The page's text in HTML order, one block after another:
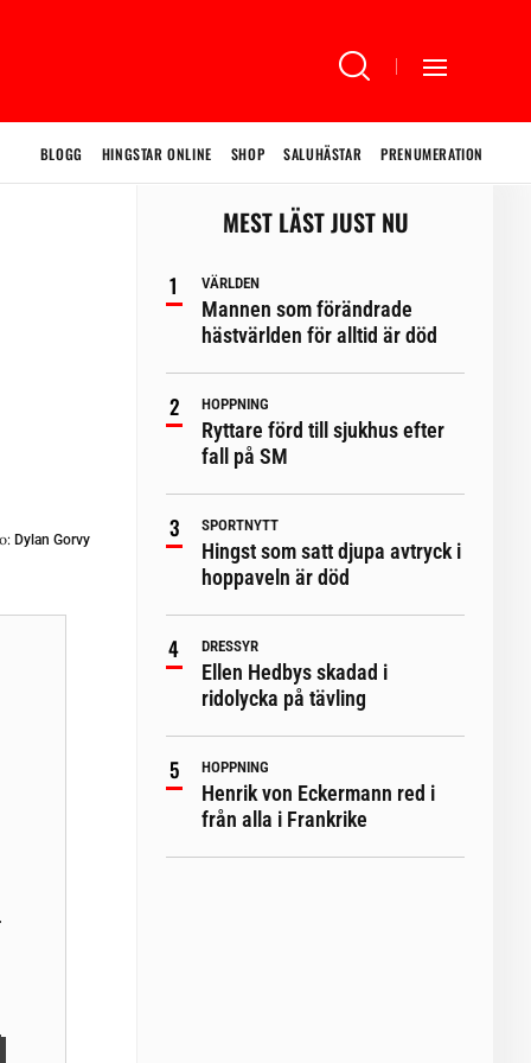
BLOGG HINGSTAR ONLINE SHOP SALUHÄSTAR PRENUMERATION
Dylan Gorvy
MEST LÄST JUST NU
VÄRLDEN
Mannen som förändrade
hästvärlden för alltid är död
HOPPNING
Ryttare förd till sjukhus efter
fall på SM
SPORTNYTT
Hingst som satt djupa avtryck i
hoppaveln är död
DRESSYR
Ellen Hedbys skadad i
ridolycka på tävling
HOPPNING
Henrik von Eckermann red i
från alla i Frankrike